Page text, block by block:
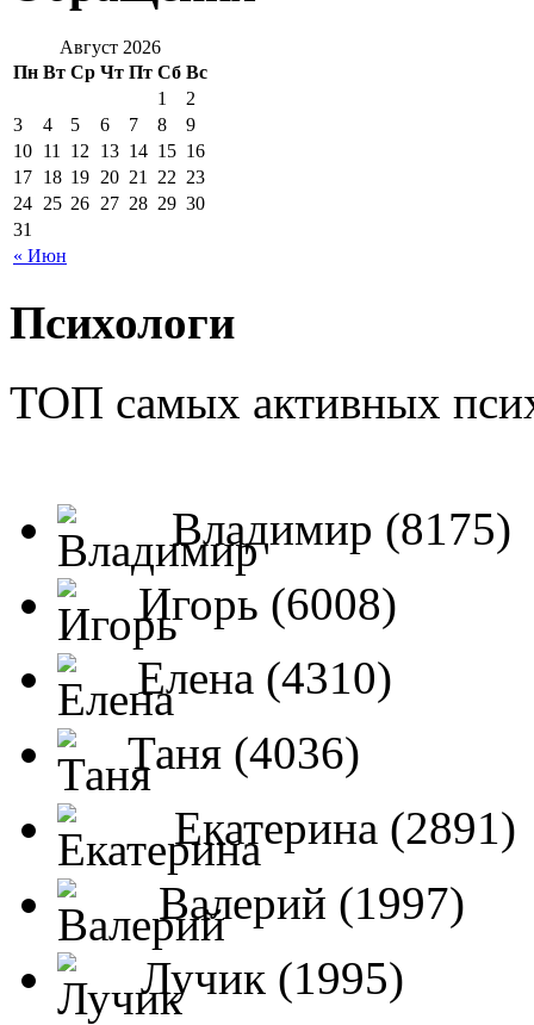
Август 2026
Пн Вт Ср Чт Пт Сб Вс
« Июн
1
2
3
4 5 6 7 8
9
10 11 12 13 14 15 16
17 18 19 20 21 22 23
24 25 26 27 28 29 30
31
Психологи
ТОП самых активных
Владимир (8175)
Игорь (6008)
Елена (4310)
Таня (4036)
Екатерина (2891)
Валерий (1997)
Лучик (1995)